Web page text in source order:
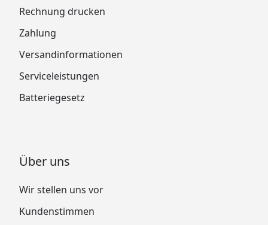
Rechnung drucken
Zahlung
Versandinformationen
Serviceleistungen
Batteriegesetz
Über uns
Wir stellen uns vor
Kundenstimmen